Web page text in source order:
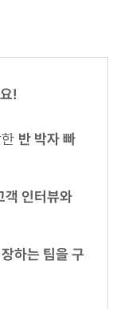
!
반 박자 빠
객 인터뷰와
하는 팀을 구